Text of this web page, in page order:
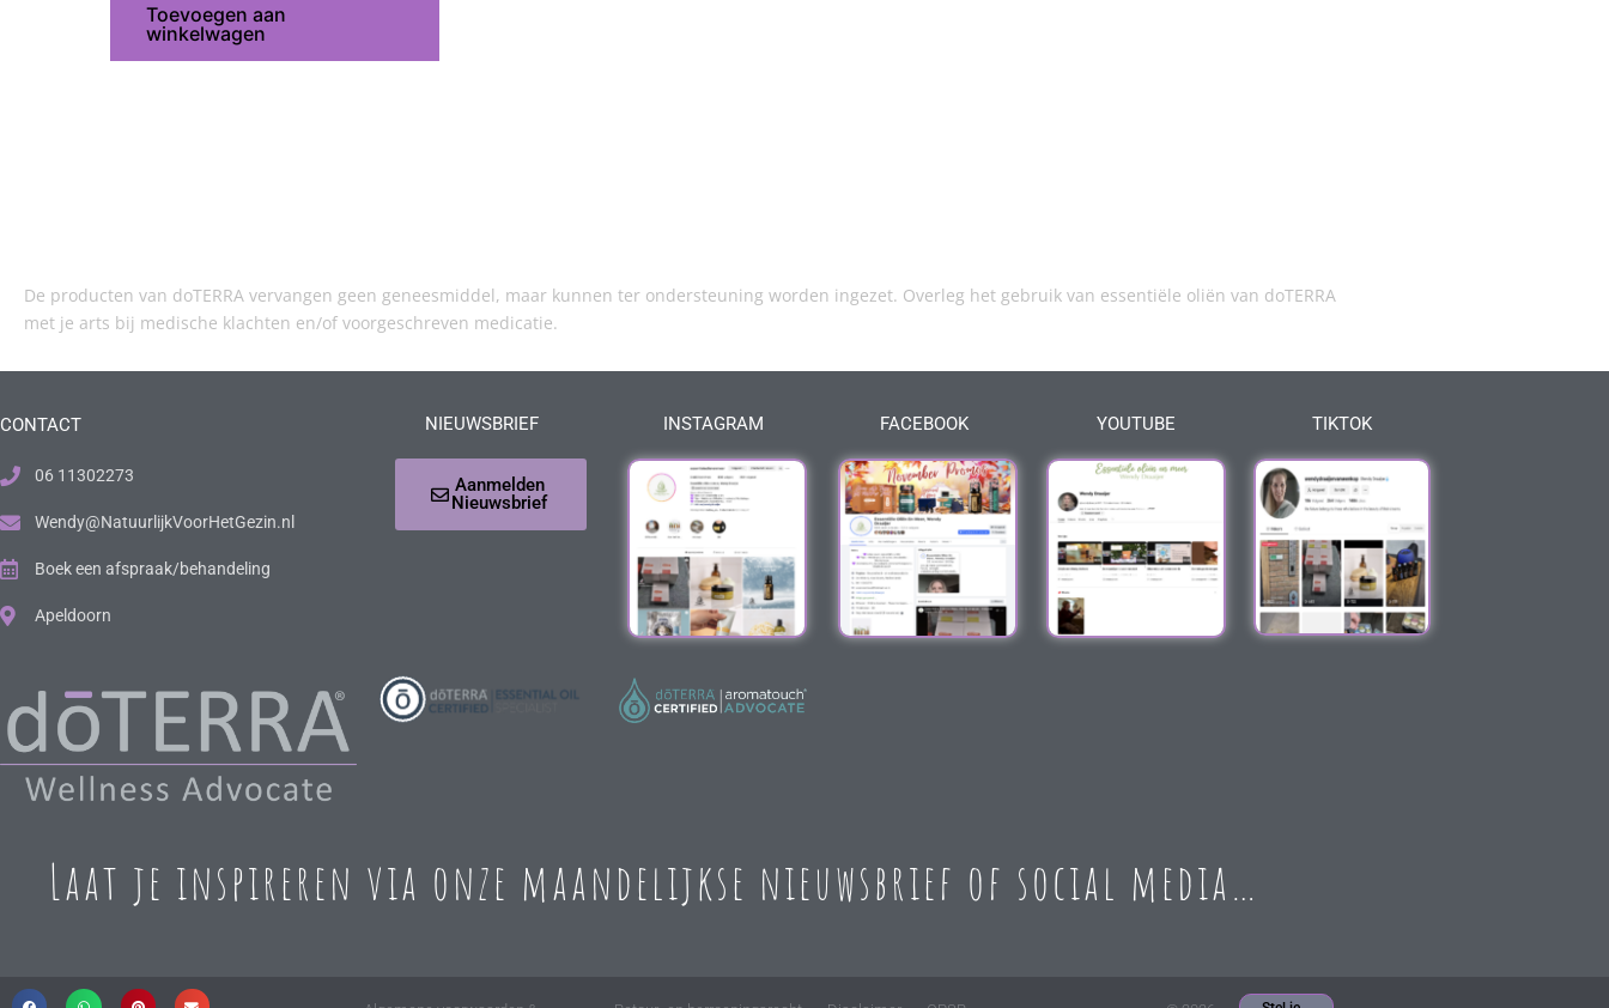
Toevoegen aan
winkelwagen
De producten van doTERRA vervangen geen geneesmiddel, maar kunnen ter ondersteuning worden ingezet. Overleg het gebruik van essentiële oliën van doTERRA
met je arts bij medische klachten en/of voorgeschreven medicatie.
CONTACT
06 11302273
Wendy@NatuurlijkVoorHetGezin.nl
Boek een afspraak/behandeling
Apeldoorn
NIEUWSBRIEF
Aanmelden
Nieuwsbrief
INSTAGRAM FACEBOOK YOUTUBE TIKTOK
Laat je inspireren via onze maandelijkse nieuwsbrief of social media…